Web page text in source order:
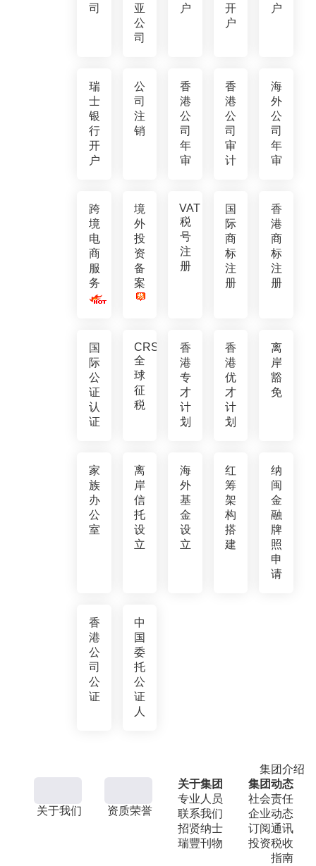
司
亚
公
司
户
开
户
户
瑞
士
银
行
开
户
公
司
注
销
香
港
公
司
年
审
香
港
公
司
审
计
海
外
公
司
年
审
跨
境
电
商
服
务
境
外
投
资
备
案
VAT
税
号
注
册
国
际
商
标
注
册
香
港
商
标
注
册
国
际
公
证
认
证
CRS
全
球
征
税
香
港
专
才
计
划
香
港
优
才
计
划
离
岸
豁
免
家
族
办
公
室
离
岸
信
托
设
立
海
外
基
金
设
立
红
筹
架
构
搭
建
纳
闽
金
融
牌
照
申
请
香
港
公
司
公
证
中
国
委
托
公
证
人
集团介绍
关于我们 资质荣誉
关于集团
专业人员
联系我们
招贤纳士
瑞豐刊物
集团动态
社会责任
企业动态
订阅通讯
投资税收
指南